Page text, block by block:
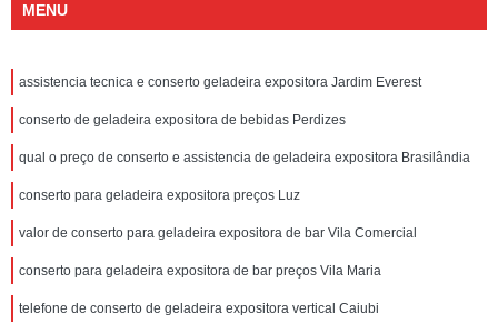
MENU
assistencia tecnica e conserto geladeira expositora Jardim Everest
conserto de geladeira expositora de bebidas Perdizes
qual o preço de conserto e assistencia de geladeira expositora Brasilândia
conserto para geladeira expositora preços Luz
valor de conserto para geladeira expositora de bar Vila Comercial
conserto para geladeira expositora de bar preços Vila Maria
telefone de conserto de geladeira expositora vertical Caiubi